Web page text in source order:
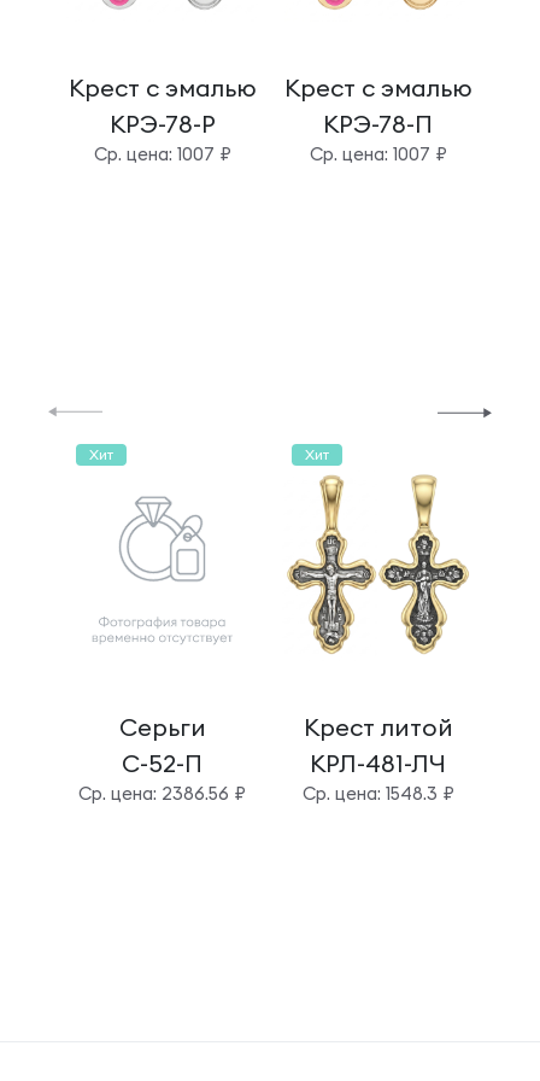
Крест с эмалью
КРЭ-78-Р
Cр. цена: 1007 ₽
Крест с эмалью
КРЭ-78-П
Cр. цена: 1007 ₽
Хит
Серьги
С-52-П
Cр. цена: 2386.56 ₽
Хит
Крест литой
КРЛ-481-ЛЧ
Cр. цена: 1548.3 ₽